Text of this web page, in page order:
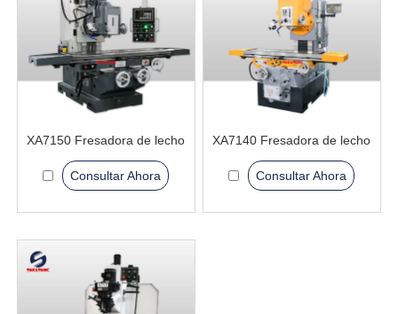
XA7150 Fresadora de lecho
Consultar Ahora
XA7140 Fresadora de lecho
Consultar Ahora